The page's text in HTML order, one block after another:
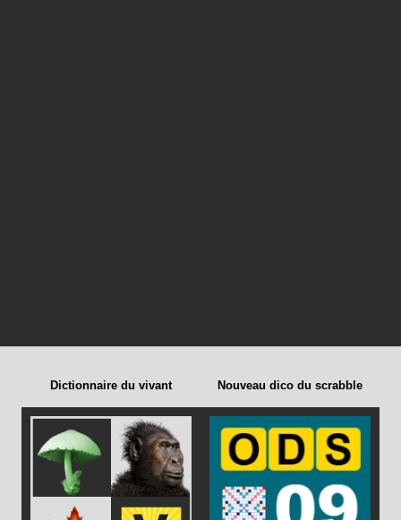
Dictionnaire du vivant Nouveau dico du scrabble